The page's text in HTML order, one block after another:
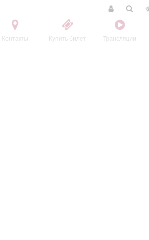
Контакты Купить билет Трансляции